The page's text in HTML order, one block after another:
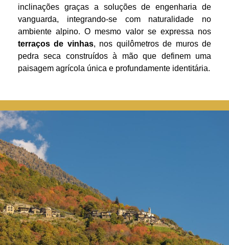
inclinações graças a soluções de engenharia de
vanguarda, integrando-se com naturalidade no
ambiente alpino. O mesmo valor se expressa nos
terraços de vinhas, nos quilômetros de muros de
pedra seca construídos à mão que definem uma
paisagem agrícola única e profundamente identitária.